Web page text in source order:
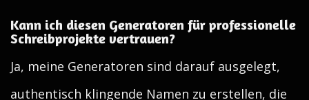
Kann ich diesen Generatoren für professionelle
Schreibprojekte vertrauen?
Ja, meine Generatoren sind darauf ausgelegt,
authentisch klingende Namen zu erstellen, die